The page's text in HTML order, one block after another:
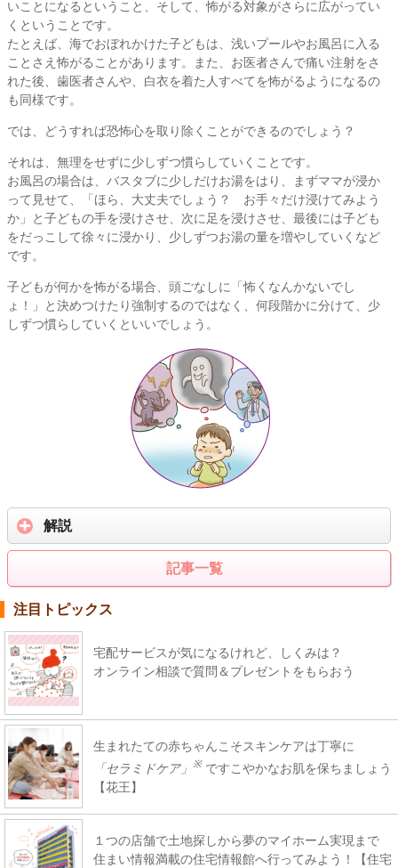
いことになるということ、そして、怖がる対象がさらに広がってい
くということです。
たとえば、海でおぼれかけた子どもは、浅いプールやお風呂に入る
ことさえ怖がることがあります。また、お医者さんで痛い注射をさ
れた後、歯医者さんや、白衣を着た人すべてを怖がるようになるの
も同様です。
では、どうすれば恐怖心を取り除くことができるのでしょう？
それは、無理をせずに少しずつ慣らしていくことです。
お風呂の場合は、バスタブに少しだけお湯をはり、まずママが浸か
って見せて、「ほら、大丈夫でしょう？ お手々だけ浸けてみよう
か」と子どもの手を浸けさせ、次に足を浸けさせ、最後には子ども
をだっこして徐々に浸かり、少しずつお湯の量を増やしていくなど
です。
子どもが何かを怖がる場合、頭ごなしに「怖くなんかないでし
ょ！」と決めつけたり強制するのではなく、何段階かに分けて、少
しずつ慣らしていくといいでしょう。
解説
記事一覧
注目トピックス
宅配サービスが気になるけれど、しくみは？
オンライン相談で質問＆プレゼントをもらおう
生まれたての赤ちゃんこそスキンケアは丁寧に
「セラミドケア」
※ ですこやかなお肌を保ちましょう
【花王】
１つの店舗で土地探しから夢のマイホーム実現まで
住まい情報満載の住宅情報館へ行ってみよう！【住宅